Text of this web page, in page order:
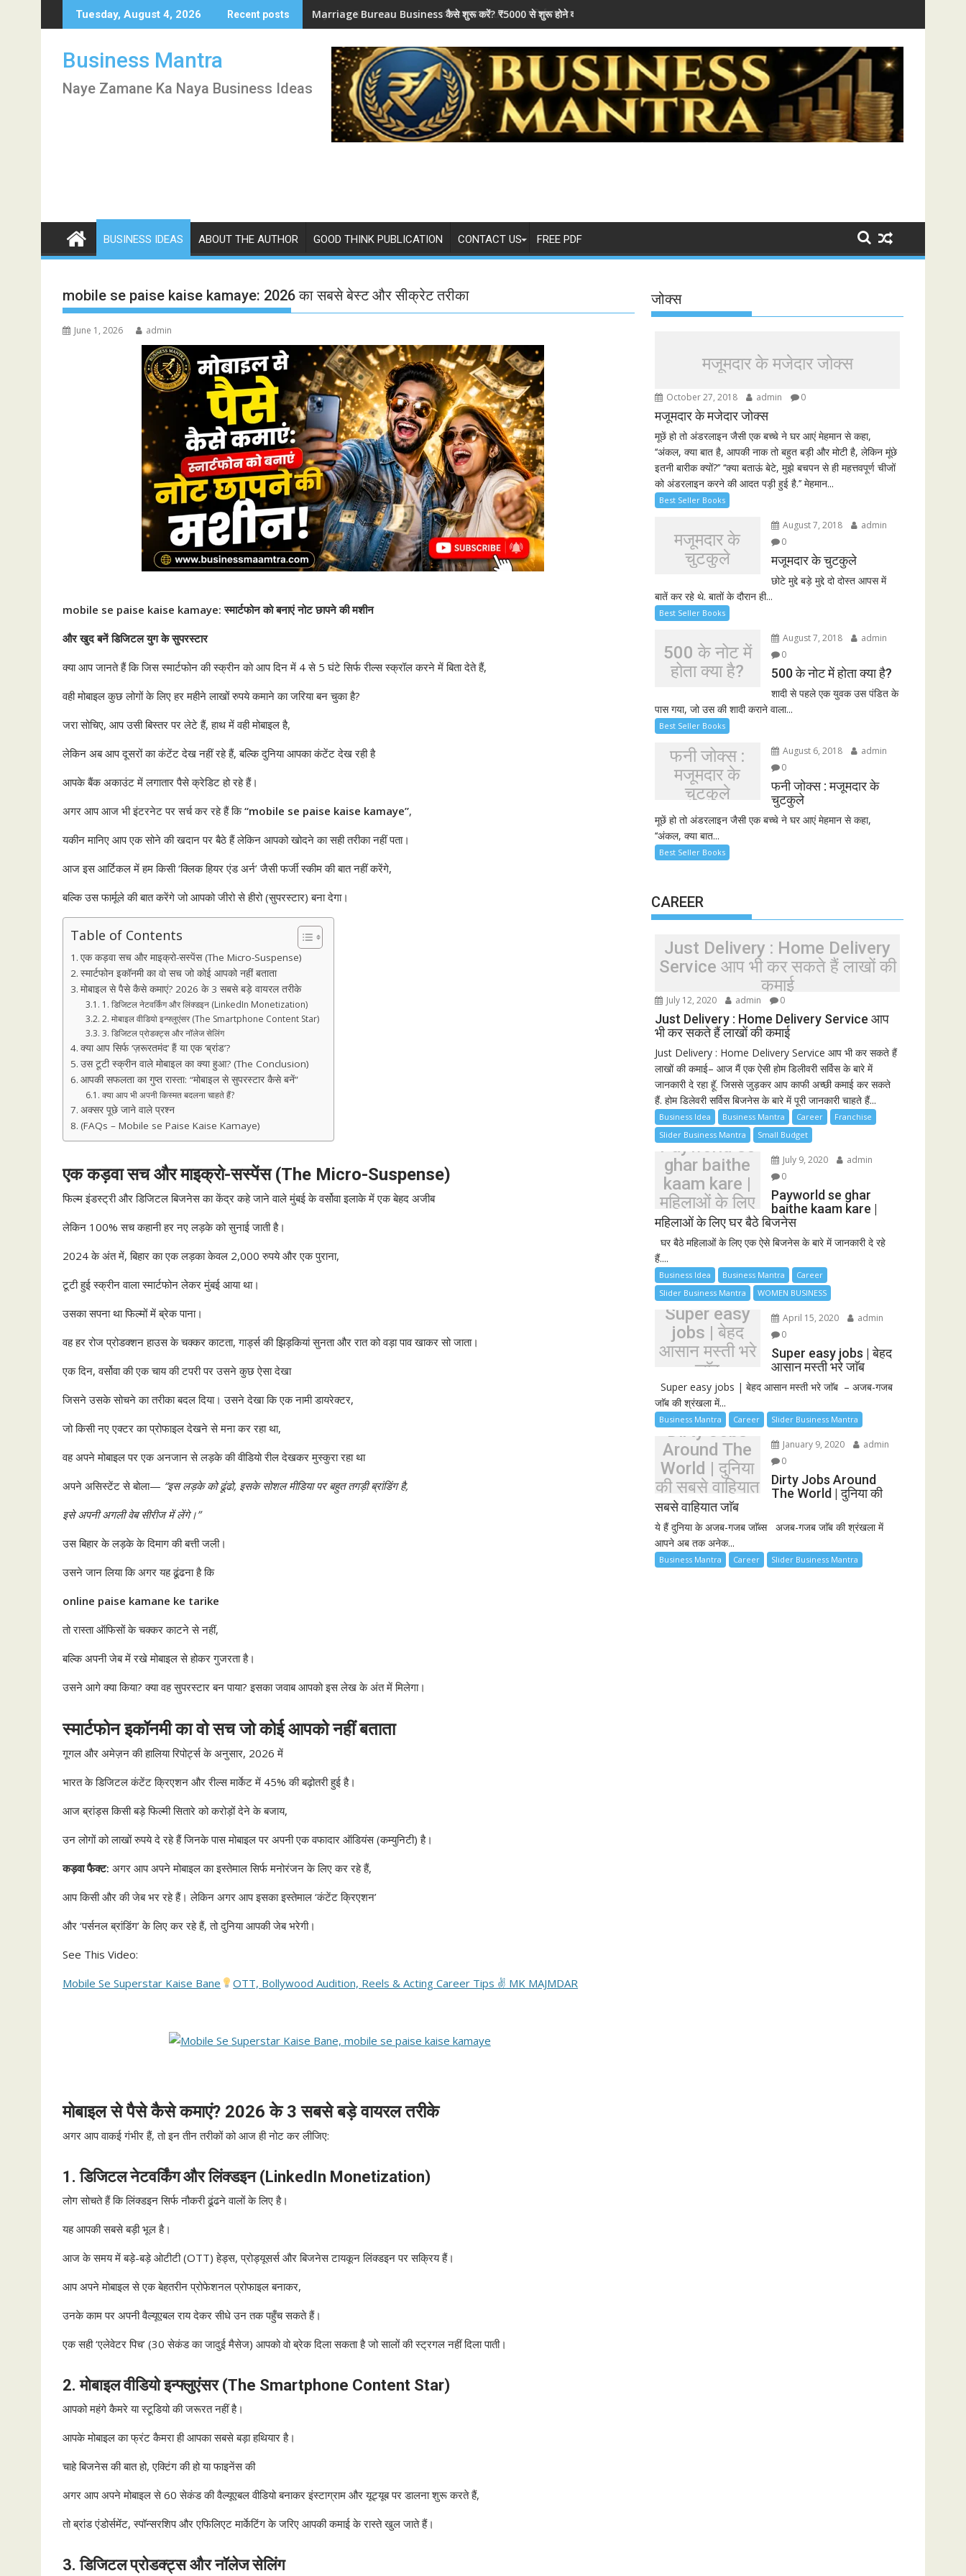
to
Tuesday, August 4, 2026 Recent posts Puja Kit Business Ghar se Kaise Shuru Kare? सिर्फ ₹5,000 में
Business Mantra
Naye Zamane Ka Naya Business Ideas
BUSINESS IDEAS ABOUT THE AUTHOR GOOD THINK PUBLICATION CONTACT US FREE PDF
mobile se paise kaise kamaye: 2026 का सबसे बेस्ट और सीक्रेट तरीका
June 1, 2026 admin
mobile se paise kaise kamaye: स्मार्टफोन को बनाएं नोट छापने की मशीन
और खुद बनें डिजिटल युग के सुपरस्टार
क्या आप जानते हैं कि जिस स्मार्टफोन की स्क्रीन को आप दिन में 4 से 5 घंटे सिर्फ रील्स स्क्रॉल करने में बिता देते हैं,
वही मोबाइल कुछ लोगों के लिए हर महीने लाखों रुपये कमाने का जरिया बन चुका है?
जरा सोचिए, आप उसी बिस्तर पर लेटे हैं, हाथ में वही मोबाइल है,
लेकिन अब आप दूसरों का कंटेंट देख नहीं रहे हैं, बल्कि दुनिया आपका कंटेंट देख रही है
आपके बैंक अकाउंट में लगातार पैसे क्रेडिट हो रहे हैं।
अगर आप आज भी इंटरनेट पर सर्च कर रहे हैं कि“mobile se paise kaise kamaye”,
यकीन मानिए आप एक सोने की खदान पर बैठे हैं लेकिन आपको खोदने का सही तरीका नहीं पता।
आज इस आर्टिकल में हम किसी ‘क्लिक हियर एंड अर्न’ जैसी फर्जी स्कीम की बात नहीं करेंगे,
बल्कि उस फार्मूले की बात करेंगे जो आपको जीरो से हीरो (सुपरस्टार) बना देगा।
Table of Contents
एक कड़वा सच और माइक्रो-सस्पेंस (The Micro-Suspense)
स्मार्टफोन इकॉनमी का वो सच जो कोई आपको नहीं बताता
मोबाइल से पैसे कैसे कमाएं? 2026 के 3 सबसे बड़े वायरल तरीके
1. डिजिटल नेटवर्किंग और लिंक्डइन (LinkedIn Monetization)
2. मोबाइल वीडियो इन्फ्लुएंसर (The Smartphone Content Star)
3. डिजिटल प्रोडक्ट्स और नॉलेज सेलिंग
क्या आप सिर्फ ‘ज़रूरतमंद’ हैं या एक ‘ब्रांड’?
उस टूटी स्क्रीन वाले मोबाइल का क्या हुआ? (The Conclusion)
आपकी सफलता का गुप्त रास्ता: “मोबाइल से सुपरस्टार कैसे बनें”
क्या आप भी अपनी किस्मत बदलना चाहते हैं?
अक्सर पूछे जाने वाले प्रश्न
(FAQs – Mobile se Paise Kaise Kamaye)
एक कड़वा सच और माइक्रो-सस्पेंस (The Micro-Suspense)
फिल्म इंडस्ट्री और डिजिटल बिजनेस का केंद्र कहे जाने वाले मुंबई के वर्सोवा इलाके में एक बेहद अजीब
लेकिन 100% सच कहानी हर नए लड़के को सुनाई जाती है।
2024 के अंत में, बिहार का एक लड़का केवल 2,000 रुपये और एक पुराना,
टूटी हुई स्क्रीन वाला स्मार्टफोन लेकर मुंबई आया था।
उसका सपना था फिल्मों में ब्रेक पाना।
वह हर रोज प्रोडक्शन हाउस के चक्कर काटता, गार्ड्स की झिड़कियां सुनता और रात को वड़ा पाव खाकर सो जाता।
एक दिन, वर्सोवा की एक चाय की टपरी पर उसने कुछ ऐसा देखा
जिसने उसके सोचने का तरीका बदल दिया। उसने देखा कि एक नामी डायरेक्टर,
जो किसी नए एक्टर का प्रोफाइल देखने से मना कर रहा था,
वह अपने मोबाइल पर एक अनजान से लड़के की वीडियो रील देखकर मुस्कुरा रहा था
अपने असिस्टेंट से बोला— “इस लड़के को ढूंढो, इसके सोशल मीडिया पर बहुत तगड़ी ब्रांडिंग है,
इसे अपनी अगली वेब सीरीज में लेंगे।”
उस बिहार के लड़के के दिमाग की बत्ती जली।
उसने जान लिया कि अगर यह ढूंढना है कि
online paise kamane ke tarike
तो रास्ता ऑफिसों के चक्कर काटने से नहीं,
बल्कि अपनी जेब में रखे मोबाइल से होकर गुजरता है।
उसने आगे क्या किया? क्या वह सुपरस्टार बन पाया? इसका जवाब आपको इस लेख के अंत में मिलेगा।
स्मार्टफोन इकॉनमी का वो सच जो कोई आपको नहीं बताता
गूगल और अमेज़न की हालिया रिपोर्ट्स के अनुसार, 2026 में
भारत के डिजिटल कंटेंट क्रिएशन और रील्स मार्केट में 45% की बढ़ोतरी हुई है।
आज ब्रांड्स किसी बड़े फिल्मी सितारे को करोड़ों देने के बजाय,
उन लोगों को लाखों रुपये दे रहे हैं जिनके पास मोबाइल पर अपनी एक वफादार ऑडियंस (कम्युनिटी) है।
कड़वा फैक्ट: अगर आप अपने मोबाइल का इस्तेमाल सिर्फ मनोरंजन के लिए कर रहे हैं,
आप किसी और की जेब भर रहे हैं। लेकिन अगर आप इसका इस्तेमाल ‘कंटेंट क्रिएशन’
और ‘पर्सनल ब्रांडिंग’ के लिए कर रहे हैं, तो दुनिया आपकी जेब भरेगी।
See This Video:
Mobile Se Superstar Kaise Bane
OTT, Bollywood Audition, Reels & Acting Career Tips ✌ MK MAJMDAR
मोबाइल से पैसे कैसे कमाएं? 2026 के 3 सबसे बड़े वायरल तरीके
अगर आप वाकई गंभीर हैं, तो इन तीन तरीकों को आज ही नोट कर लीजिए:
1. डिजिटल नेटवर्किंग और लिंक्डइन (LinkedIn Monetization)
लोग सोचते हैं कि लिंक्डइन सिर्फ नौकरी ढूंढने वालों के लिए है।
यह आपकी सबसे बड़ी भूल है।
आज के समय में बड़े-बड़े ओटीटी (OTT) हेड्स, प्रोड्यूसर्स और बिजनेस टायकून लिंक्डइन पर सक्रिय हैं।
आप अपने मोबाइल से एक बेहतरीन प्रोफेशनल प्रोफाइल बनाकर,
उनके काम पर अपनी वैल्यूएबल राय देकर सीधे उन तक पहुँच सकते हैं।
एक सही ‘एलेवेटर पिच’ (30 सेकंड का जादुई मैसेज) आपको वो ब्रेक दिला सकता है जो सालों की स्ट्रगल नहीं दिला पाती।
2. मोबाइल वीडियो इन्फ्लुएंसर (The Smartphone Content Star)
आपको महंगे कैमरे या स्टूडियो की जरूरत नहीं है।
आपके मोबाइल का फ्रंट कैमरा ही आपका सबसे बड़ा हथियार है।
चाहे बिजनेस की बात हो, एक्टिंग की हो या फाइनेंस की
अगर आप अपने मोबाइल से 60 सेकंड की वैल्यूएबल वीडियो बनाकर इंस्टाग्राम और यूट्यूब पर डालना शुरू करते हैं,
तो ब्रांड एंडोर्समेंट, स्पॉन्सरशिप और एफिलिएट मार्केटिंग के जरिए आपकी कमाई के रास्ते खुल जाते हैं।
3. डिजिटल प्रोडक्ट्स और नॉलेज सेलिंग
जोक्स
मजूमदार के मजेदार जोक्स
October 27, 2018 admin 0
मजूमदार के मजेदार जोक्स
मूछें हो तो अंडरलाइन जैसी एक बच्चे ने घर आएं मेहमान से कहा,
‘‘अंकल, क्या बात है, आपकी नाक तो बहुत बड़ी और मोटी है, लेकिन मूंछे
इतनी बारीक क्यों?’’ ‘‘क्या बताऊं बेटे, मुझे बचपन से ही महत्तवपूर्ण चीजों
को अंडरलाइन करने की आदत पड़ी हुई है.’’ मेहमान...
Best Seller Books
मजूमदार के
चुटकुले
August 7, 2018
admin
0
मजूमदार के चुटकुले
छोटे मुद्दे बड़े मुद्दे दो दोस्त आपस में
बातें कर रहे थे. बातों के दौरान ही...
Best Seller Books
500 के नोट में
होता क्या है?
August 7, 2018
admin
0
500 के नोट में होता क्या है?
शादी से पहले एक युवक उस पंडित के
पास गया, जो उस की शादी कराने वाला...
Best Seller Books
फनी जोक्स :
मजूमदार के
चुटकुले
August 6, 2018
admin
0
फनी जोक्स : मजूमदार के
चुटकुले
मूछें हो तो अंडरलाइन जैसी एक बच्चे ने घर आएं मेहमान से कहा,
‘‘अंकल, क्या बात...
Best Seller Books
CAREER
Just Delivery : Home Delivery
Service आप भी कर सकते हैं लाखों की
कमाई
July 12, 2020 admin 0
Just Delivery : Home Delivery Service आप
भी कर सकते हैं लाखों की कमाई
Just Delivery : Home Delivery Service आप भी कर सकते हैं
लाखों की कमाई– आज मैं एक ऐसी होम डिलीवरी सर्विस के बारे में
जानकारी दे रहा हूॅ. जिससे जुड़कर आप काफी अच्छी कमाई कर सकते
हैं. होम डिलेवरी सर्विस बिजनेस के बारे में पूरी जानकारी चाहते हैं...
Business Idea Business Mantra Career
Franchise
Slider Business Mantra
Small Budget
Payworld se
ghar baithe
kaam kare |
महिलाओं के लिए
घर बैठे बिजनेस
July 9, 2020
admin
0
Payworld se ghar
baithe kaam kare |
महिलाओं के लिए घर बैठे बिजनेस
घर बैठे महिलाओं के लिए एक ऐसे बिजनेस के बारे में जानकारी दे रहे
हैं....
Business Idea Business Mantra
Career
Slider Business Mantra
WOMEN BUSINESS
Super easy
jobs | बेहद
आसान मस्ती भरे
जाॅब
April 15, 2020
admin
0
Super easy jobs | बेहद
आसान मस्ती भरे जाॅब
Super easy jobs | बेहद आसान मस्ती भरे जाॅब – अजब-गजब
जाॅब की श्रंखला में...
Business Mantra Career Slider Business Mantra
Dirty Jobs
Around The
World | दुनिया
की सबसे वाहियात
जाॅब
January 9, 2020
admin
0
Dirty Jobs Around
The World | दुनिया की
सबसे वाहियात जाॅब
ये हैं दुनिया के अजब-गजब जाॅब्स अजब-गजब जाॅब की श्रंखला में
आपने अब तक अनेक...
Business Mantra Career Slider Business Mantra